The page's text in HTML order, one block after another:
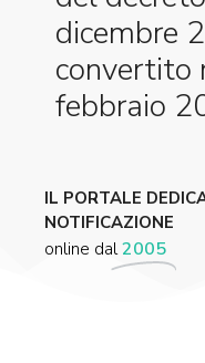
dicembre
convertito
febbraio
IL PORTALE
NOTIFICAZIONE
online dal2005